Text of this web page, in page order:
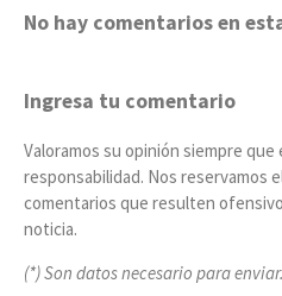
No hay comentarios en
Ingresa tu comentario
Valoramos su opinión siempre
responsabilidad. Nos reservamos
comentarios que resulten
noticia.
(*) Son datos necesario para enviar.